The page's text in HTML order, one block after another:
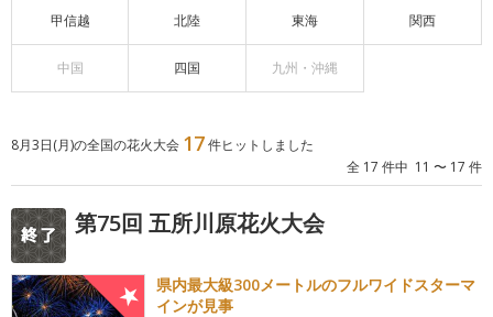
甲信越 北陸 東海 関西
中国 四国 九州・沖縄
8月3日(月)の全国の花火大会 17件ヒットしました
全 17 件中 11 〜 17 件
第75回 五所川原花火大会
県内最大級300メートルのフルワイドスターマ
インが見事